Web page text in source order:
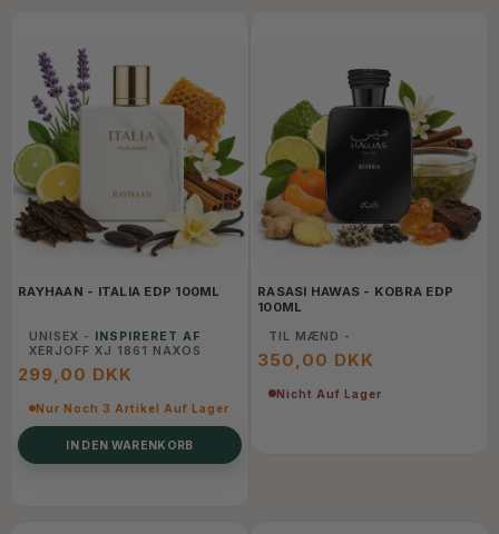
RAYHAAN - ITALIA EDP 100ML
UNISEX - INSPIRERET AF
XERJOFF XJ 1861 NAXOS
299,00 DKK
Nur Noch 3 Artikel Auf Lager
IN DEN WARENKORB
RASASI HAWAS - KOBRA EDP
100ML
TIL MÆND -
350,00 DKK
Nicht Auf Lager